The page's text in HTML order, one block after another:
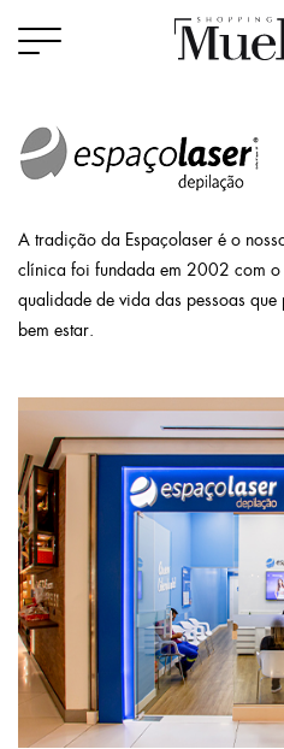
A tradição da Espaçolaser é o
clínica foi fundada em 2002 com
qualidade de vida das pessoas
bem estar.